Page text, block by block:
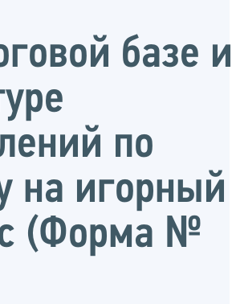
базе и
по
на игорный
(Форма №